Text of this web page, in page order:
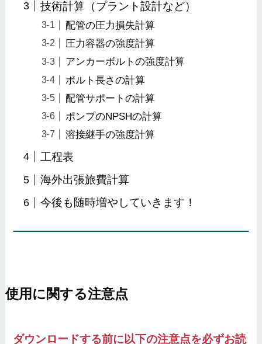
技術計算（プラント設計など）
配管の圧力損失計算
圧力容器の強度計算
アンカーボルトの強度計算
ボルト長さの計算
配管サポートの計算
ポンプのNPSHの計算
溶接継手の強度計算
工程表
海外出張旅費計算
今後も随時増やしていきます！
使用に関する注意点
ダウンロードする前に以下の注意点を必ずお読